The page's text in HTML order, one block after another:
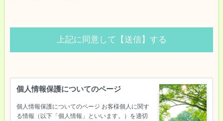
個人情報保護についてのページ
個人情報保護についてのページ お客様個人に関す
る情報（以下「個人情報」といいます。）を適切